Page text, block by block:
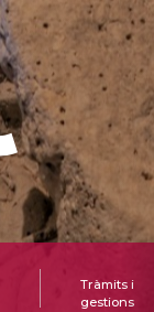
Tràmits i
gestions